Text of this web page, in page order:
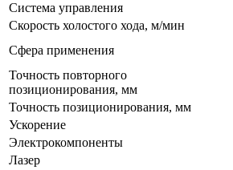
Система управления
Скорость холостого хода, м/мин
Сфера применения
Точность повторного
позиционирования, мм
Точность позиционирования, мм
Ускорение
Электрокомпоненты
Лазер